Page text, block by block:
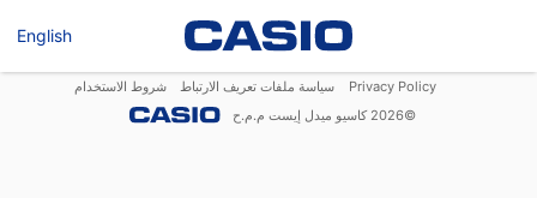
English
Privacy Policy سياسة ملفات تعريف الارتباط
شروط الاستخدام
©
2026 كاسيو ميدل إيست م.م.ح